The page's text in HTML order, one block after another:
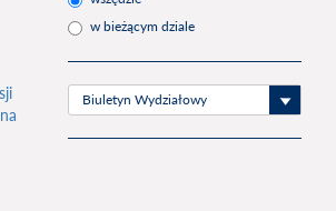
w bieżącym dziale
Biuletyn Wydziałowy